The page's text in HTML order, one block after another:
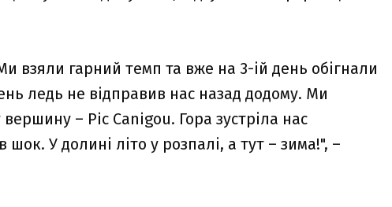
взяли гарний темп та вже на 3-ій день обігнали
ледь не відправив нас назад додому. Ми
– Pic Canigou. Гора зустріла нас
У долині літо у розпалі, а тут – зима!", –